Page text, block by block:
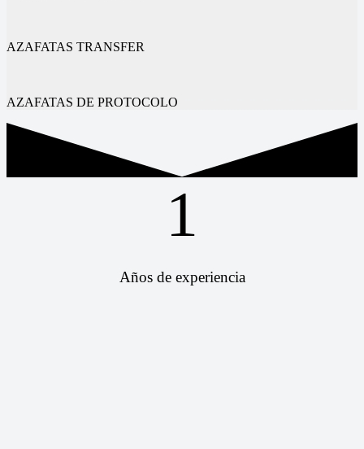
AZAFATAS TRANSFER
AZAFATAS DE PROTOCOLO
1
Años de experiencia